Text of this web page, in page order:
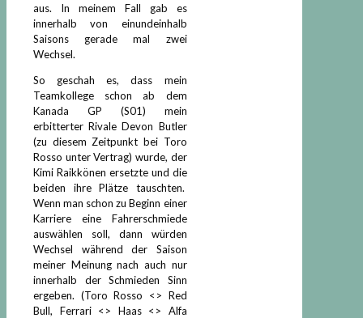
aus. In meinem Fall gab es
innerhalb von einundeinhalb
Saisons gerade mal zwei
Wechsel.
So geschah es, dass mein
Teamkollege schon ab dem
Kanada GP (S01) mein
erbitterter Rivale Devon Butler
(zu diesem Zeitpunkt bei Toro
Rosso unter Vertrag) wurde, der
Kimi Raikkönen ersetzte und die
beiden ihre Plätze tauschten.
Wenn man schon zu Beginn einer
Karriere eine Fahrerschmiede
auswählen soll, dann würden
Wechsel während der Saison
meiner Meinung nach auch nur
innerhalb der Schmieden Sinn
ergeben. (Toro Rosso <> Red
Bull, Ferrari <> Haas <> Alfa